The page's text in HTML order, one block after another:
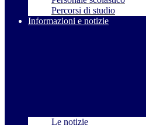
Percorsi di studio
Informazioni e notizie
Le notizie